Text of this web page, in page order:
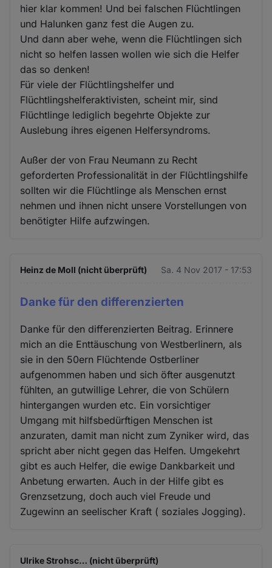
hier klar kommen! Und bei falschen Flüchtlingen
und Halunken ganz fest die Augen zu.
Und dann aber wehe, wenn die Flüchtlingen sich
nicht so helfen lassen wollen wie sich die Helfer
das so denken!
Für viele der Flüchtlingshelfer und
Flüchtlingshelferaktivisten, scheint mir, sind
Flüchtlinge lediglich begehrte Objekte zur
Auslebung ihres eigenen Helfersyndroms.
Außer der von Frau Neumann zu Recht
geforderten Professionalität in der Flüchtlingshilfe
sollten wir die Flüchtlinge als Menschen ernst
nehmen und ihnen nicht unsere Vorstellungen von
benötigter Hilfe aufzwingen.
Heinz de Moll (nicht überprüft) Sa. 4 Nov 2017 - 17:53
Danke für den differenzierten
Danke für den differenzierten Beitrag. Erinnere
mich an die Enttäuschung von Westberlinern, als
sie in den 50ern Flüchtende Ostberliner
aufgenommen haben und sich öfter ausgenutzt
fühlten, an gutwillige Lehrer, die von Schülern
hintergangen wurden etc. Ein vorsichtiger
Umgang mit hilfsbedürftigen Menschen ist
anzuraten, damit man nicht zum Zyniker wird, das
spricht aber nicht gegen das Helfen. Umgekehrt
gibt es auch Helfer, die ewige Dankbarkeit und
Anbetung erwarten. Auch in der Hilfe gibt es
Grenzsetzung, doch auch viel Freude und
Zugewinn an seelischer Kraft ( soziales Jogging).
Ulrike Strohsc… (nicht überprüft)